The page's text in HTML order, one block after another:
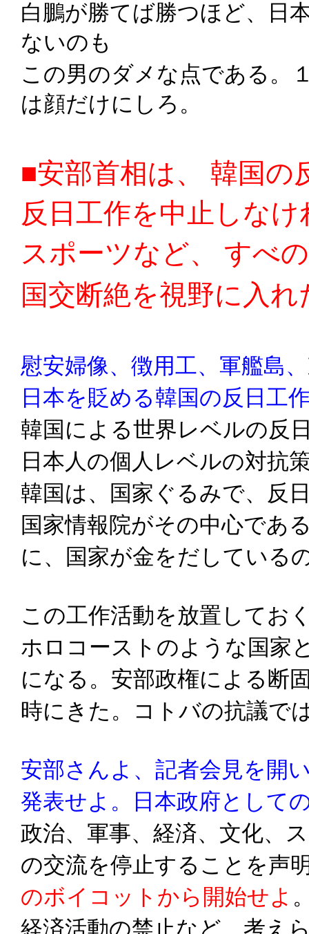
白鵬が勝てば勝つほど、日
ないのも
この男のダメな点である。
は顔だけにしろ。
■安部首相は、 韓国の
反日工作を中止しな
スポーツなど、 すべ
国交断絶を視野に入
慰安婦像、徴用工、軍艦島
日本を貶める韓国の反日工
韓国による世界レベルの反
日本人の個人レベルの対抗
韓国は、国家ぐるみで、反
国家情報院がその中心であ
に、国家が金をだしている
この工作活動を放置してお
ホロコーストのような国家
になる。安部政権による断
時にきた。コトバの抗議で
安部さんよ、記者会見を開
発表せよ。日本政府として
政治、軍事、経済、文化、
の交流を停止することを声
のボイコットから開始せよ
経済活動の禁止など、考え